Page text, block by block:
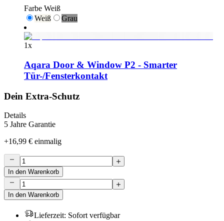
Farbe Weiß
Weiß
Grau
1x
Aqara Door & Window P2 - Smarter
Tür-/Fensterkontakt
Dein Extra-Schutz
Details
5 Jahre Garantie
+16,99 € einmalig
In den Warenkorb
In den Warenkorb
Lieferzeit: Sofort verfügbar